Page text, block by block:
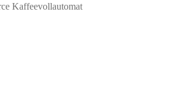
Kaffeevollautomat